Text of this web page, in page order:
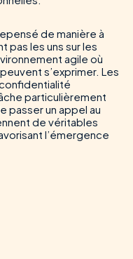
de manière à
pas les uns sur les
agile où
s’exprimer. Les
particulièrement
passer un appel au
de véritables
l’émergence